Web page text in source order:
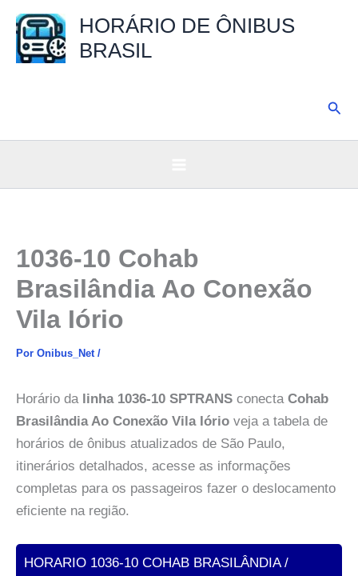
para
HORÁRIO DE ÔNIBUS
BRASIL
1036-10 Cohab
Brasilândia Ao Conexão
Vila Iório
Por Onibus_Net /
Horário da linha 1036-10 SPTRANS conecta Cohab
Brasilândia Ao Conexão Vila Iório veja a tabela de
horários de ônibus atualizados de São Paulo,
itinerários detalhados, acesse as informações
completas para os passageiros fazer o deslocamento
eficiente na região.
HORARIO 1036-10 COHAB BRASILÂNDIA /